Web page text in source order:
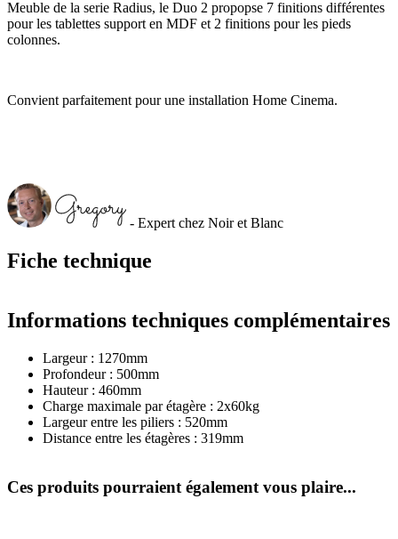
Fiche technique
Informations techniques complémentaires
Largeur : 1270mm
Profondeur : 500mm
Hauteur : 460mm
Charge maximale par étagère : 2x60kg
Largeur entre les piliers : 520mm
Distance entre les étagères : 319mm
Meuble de la serie Radius, le Duo 2 propopse 7 finitions différentes
pour les tablettes support en MDF et 2 finitions pour les pieds
colonnes.
Convient parfaitement pour une installation Home Cinema.
- Expert chez Noir et Blanc
Ces produits pourraient également vous plaire...